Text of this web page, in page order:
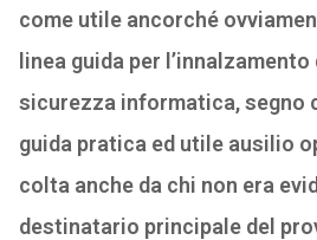
come utile ancorché
linea guida per
sicurezza informatica, segno
guida pratica ed utile ausilio
colta anche da chi non era
destinatario principale del